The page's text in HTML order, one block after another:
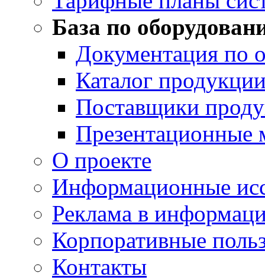
База по
Документация по
Каталог
Поставщики
Презентационные
О проекте
Информационные
Реклама в
Корпоративные
Контакты